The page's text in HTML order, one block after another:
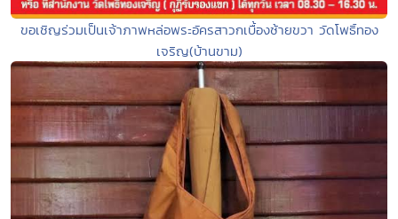
ขอเชิญร่วมเป็นเจ้าภาพหล่อพระอัครสาวกเบื้องซ้ายขวา วัดโพธิ์ทอง
เจริญ(บ้านขาม)